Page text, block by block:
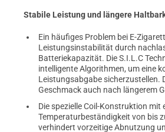
Stabile Leistung und längere
Ein häufiges Problem bei E-
Leistungsinstabilität durch
Batteriekapazität. Die S.I.L.C
intelligente Algorithmen, um eine
Leistungsabgabe sicherzustellen.
Geschmack auch nach längerem
Die spezielle Coil-Konstruktion mit
Temperaturbeständigkeit von bis
verhindert vorzeitige Abnutzung